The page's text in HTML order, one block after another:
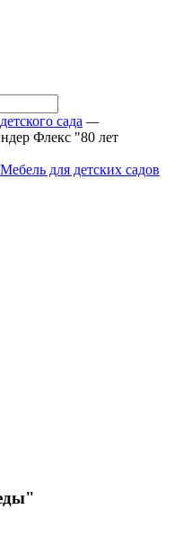
сада —
Флекс "80 лет